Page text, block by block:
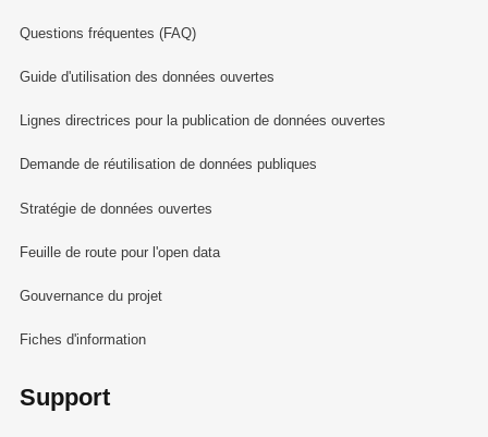
Questions fréquentes (FAQ)
Guide d'utilisation des données ouvertes
Lignes directrices pour la publication de données ouvertes
Demande de réutilisation de données publiques
Stratégie de données ouvertes
Feuille de route pour l'open data
Gouvernance du projet
Fiches d'information
Support